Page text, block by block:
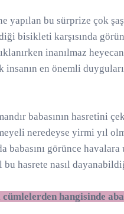
yapılan bu sürprize çok
bisikleti karşısında
inanılmaz
en önemli
babasının hasretini
neredeyse yirmi yıl
babasını görünce havalara
bu hasrete nasıl
hangisinde